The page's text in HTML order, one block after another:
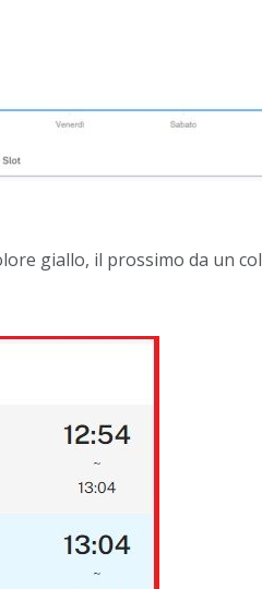
giallo, il prossimo da un